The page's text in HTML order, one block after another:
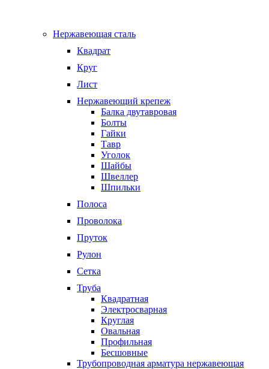
Нержавеющая сталь
Квадрат
Круг
Лист
Нержавеющий крепеж
Балка двутавровая
Болты
Гайки
Тавр
Уголок
Шайбы
Швеллер
Шпильки
Полоса
Проволока
Пруток
Рулон
Сетка
Труба
Квадратная
Электросварная
Круглая
Овальная
Профильная
Бесшовные
Трубопроводная арматура нержавеющая